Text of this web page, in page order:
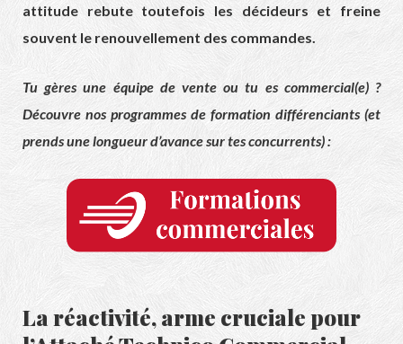
attitude rebute toutefois les décideurs et freine
souvent le renouvellement des commandes.
Tu gères une équipe de vente ou tu es commercial(e) ?
Découvre nos programmes de formation différenciants (et
prends une longueur d’avance sur tes concurrents) :
La réactivité, arme cruciale pour